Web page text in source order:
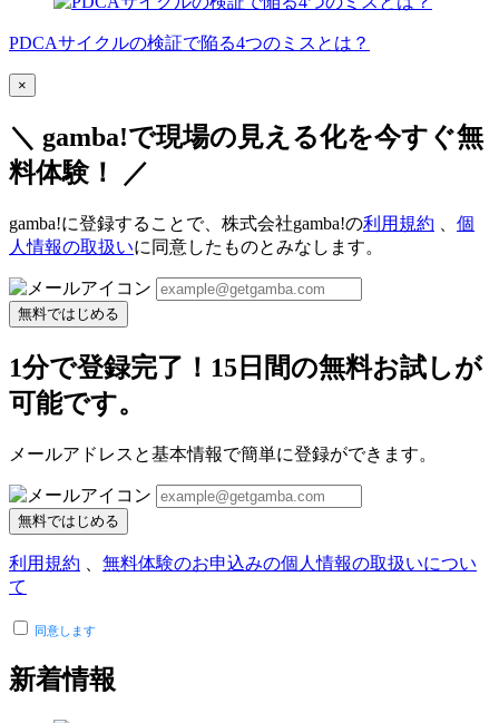
PDCAサイクルの検証で陥る4つのミスとは？
×
＼ gamba!で現場の見える化を今すぐ無
料体験！ ／
gamba!に登録することで、株式会社gamba!の利用規約
個
人情報の取扱いに同意したものとみなします。
無料ではじめる
1分で登録完了！15日間の無料お試しが
可能です。
メールアドレスと基本情報で簡単に登録ができます。
無料ではじめる
利用規約
無料体験のお申込みの個人情報の取扱いについ
て
同意します
新着情報